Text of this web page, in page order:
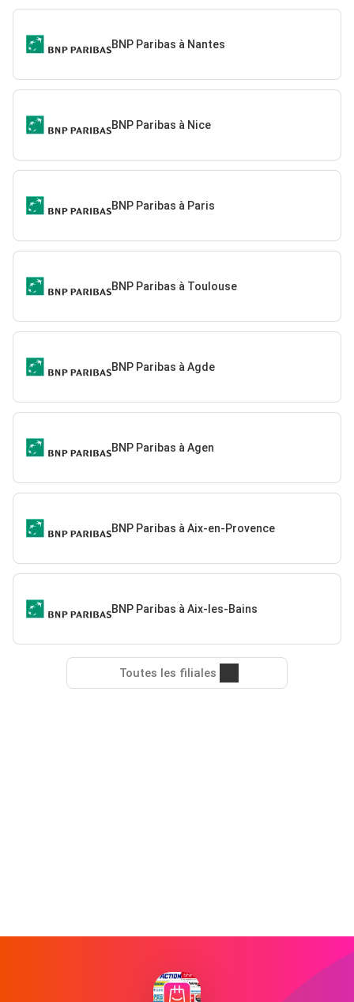
BNP Paribas à Nantes
BNP Paribas à Nice
BNP Paribas à Paris
BNP Paribas à Toulouse
BNP Paribas à Agde
BNP Paribas à Agen
BNP Paribas à Aix-en-Provence
BNP Paribas à Aix-les-Bains
Toutes les filiales